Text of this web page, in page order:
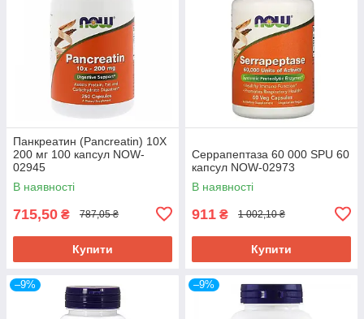
Панкреатин (Pancreatin) 10X
200 мг 100 капсул NOW-
02945
В наявності
715,50 ₴ 787,05 ₴
Купити
Серрапептаза 60 000 SPU 60
капсул NOW-02973
В наявності
911 ₴ 1 002,10 ₴
Купити
–9% –9%